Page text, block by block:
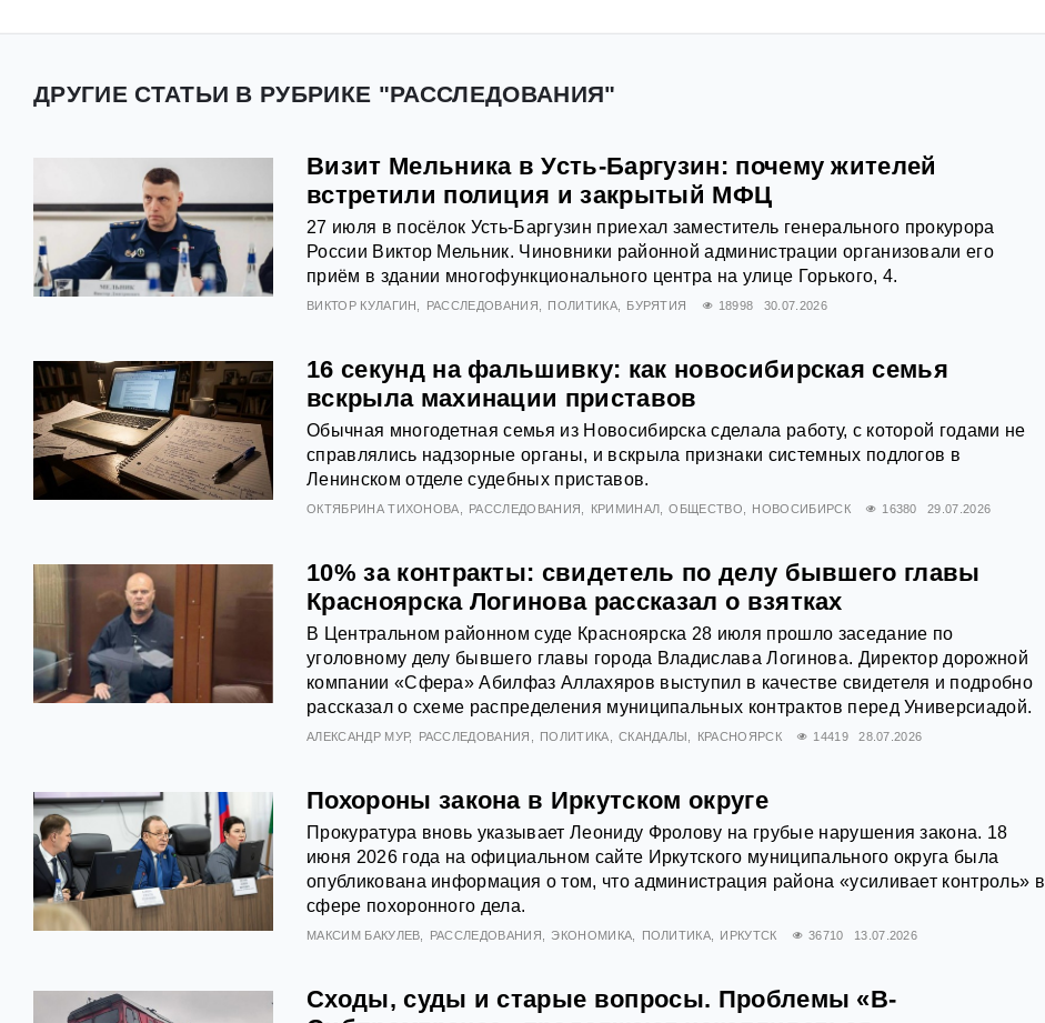
ДРУГИЕ СТАТЬИ В РУБРИКЕ "РАССЛЕДОВАНИЯ"
Визит Мельника в Усть-Баргузин: почему жителей
встретили полиция и закрытый МФЦ
27 июля в посёлок Усть-Баргузин приехал заместитель генерального прокурора
России Виктор Мельник. Чиновники районной администрации организовали его
приём в здании многофункционального центра на улице Горького, 4.
ВИКТОР КУЛАГИН РАССЛЕДОВАНИЯ ПОЛИТИКА БУРЯТИЯ 18998 30.07.2026
16 секунд на фальшивку: как новосибирская семья
вскрыла махинации приставов
Обычная многодетная семья из Новосибирска сделала работу, с которой годами не
справлялись надзорные органы, и вскрыла признаки системных подлогов в
Ленинском отделе судебных приставов.
ОКТЯБРИНА ТИХОНОВА РАССЛЕДОВАНИЯ КРИМИНАЛ ОБЩЕСТВО НОВОСИБИРСК 16380 29.07.2026
10% за контракты: свидетель по делу бывшего главы
Красноярска Логинова рассказал о взятках
В Центральном районном суде Красноярска 28 июля прошло заседание по
уголовному делу бывшего главы города Владислава Логинова. Директор дорожной
компании «Сфера» Абилфаз Аллахяров выступил в качестве свидетеля и подробно
рассказал о схеме распределения муниципальных контрактов перед Универсиадой.
АЛЕКСАНДР МУР РАССЛЕДОВАНИЯ ПОЛИТИКА СКАНДАЛЫ КРАСНОЯРСК 14419 28.07.2026
Похороны закона в Иркутском округе
Прокуратура вновь указывает Леониду Фролову на грубые нарушения закона. 18
июня 2026 года на официальном сайте Иркутского муниципального округа была
опубликована информация о том, что администрация района «усиливает контроль» в
сфере похоронного дела.
МАКСИМ БАКУЛЕВ РАССЛЕДОВАНИЯ ЭКОНОМИКА ПОЛИТИКА ИРКУТСК 36710 13.07.2026
Сходы, суды и старые вопросы. Проблемы «В-